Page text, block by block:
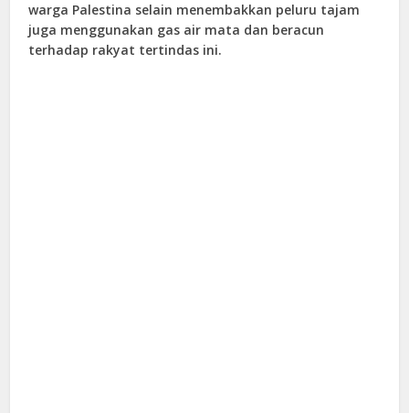
warga Palestina selain menembakkan peluru tajam
juga menggunakan gas air mata dan beracun
terhadap rakyat tertindas ini.